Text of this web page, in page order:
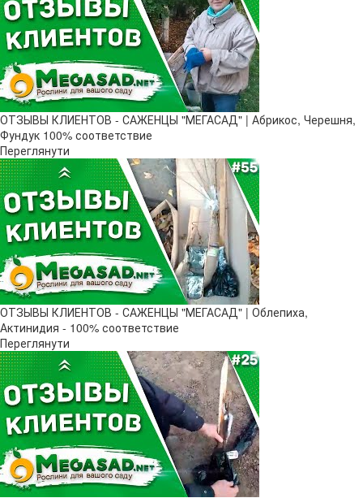
ОТЗЫВЫ КЛИЕНТОВ - САЖЕНЦЫ "МЕГАСАД" | Абрикос, Черешня,
Фундук 100% соответствие
Переглянути
ОТЗЫВЫ КЛИЕНТОВ - САЖЕНЦЫ "МЕГАСАД" | Облепиха,
Актинидия - 100% соответствие
Переглянути